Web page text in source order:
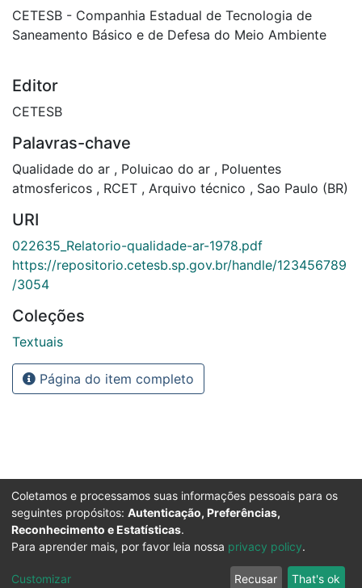
CETESB - Companhia Estadual de Tecnologia de
Saneamento Básico e de Defesa do Meio Ambiente
Editor
CETESB
Palavras-chave
Qualidade do ar , Poluicao do ar , Poluentes
atmosfericos , RCET , Arquivo técnico , Sao Paulo (BR)
URI
022635_Relatorio-qualidade-ar-1978.pdf
https://repositorio.cetesb.sp.gov.br/handle/123456789
/3054
Coleções
Textuais
Página do item completo
Coletamos e processamos suas informações pessoais para os
seguintes propósitos: Autenticação, Preferências,
Reconhecimento e Estatísticas.
Para aprender mais, por favor leia nossa privacy policy.
Customizar Recusar That's ok